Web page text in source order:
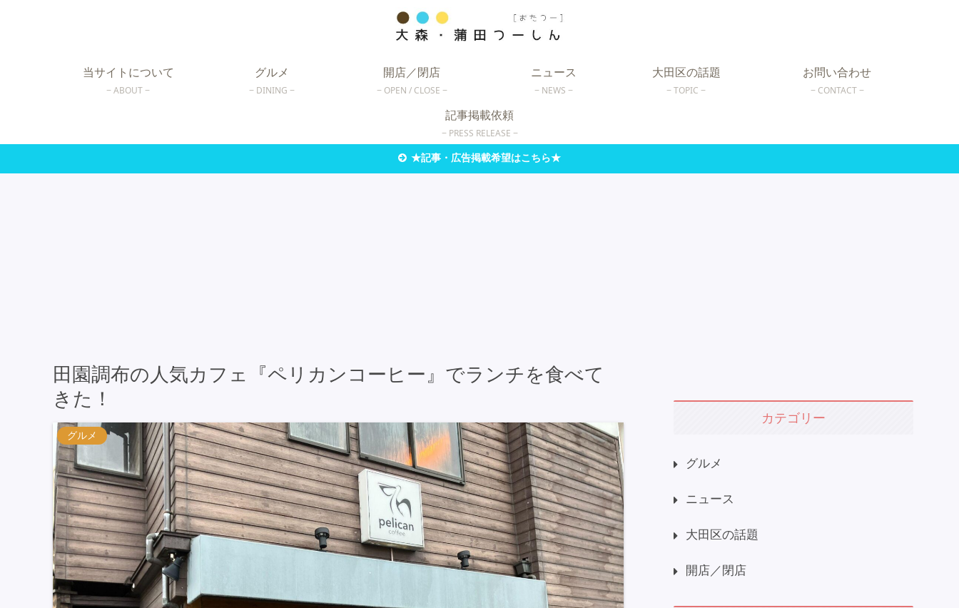
当サイトについて
ABOUT
グルメ
DINING
開店／閉店
OPEN / CLOSE
ニュース
NEWS
大田区の話題
TOPIC
お問い合わせ
CONTACT
記事掲載依頼
PRESS RELEASE
★記事・広告掲載希望はこちら★
田園調布の人気カフェ『ペリカンコーヒー』でランチを食べて
きた！
グルメ
カテゴリー
グルメ
ニュース
大田区の話題
開店／閉店